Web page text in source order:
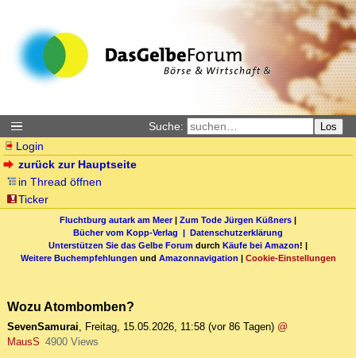
Suche: Los
Login
zurück zur Hauptseite
in Thread öffnen
Ticker
Fluchtburg autark am Meer| Zum Tode Jürgen Küßners |
Bücher vom Kopp-Verlag | Datenschutzerklärung
Unterstützen Sie das Gelbe Forum durch Käufe bei Amazon! |
Weitere Buchempfehlungen und Amazonnavigation | Cookie-Einstellungen
Wozu Atombomben?
SevenSamurai, Freitag, 15.05.2026, 11:58 (vor 86 Tagen) @
MausS 4900 Views